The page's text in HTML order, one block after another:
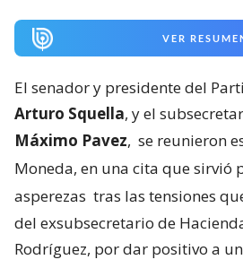
VER
El senador y presidente del
Arturo Squella, y el
Máximo Pavez, se reunieron
Moneda, en una cita que sirvió
asperezas tras las tensiones
del exsubsecretario de
Rodríguez, por dar positivo a